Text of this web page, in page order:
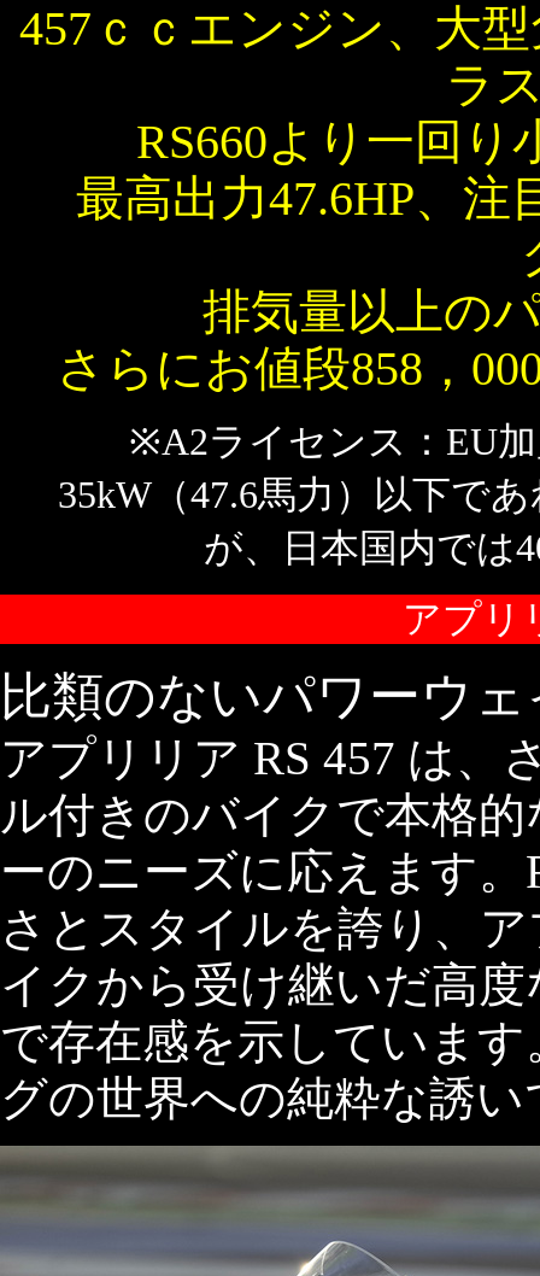
457ｃｃエンジン、大
ラ
RS660より一回
最高出力47.6HP、注
排気量以上の
さらにお値段858，
※A2ライセンス：EU
35kW（47.6馬力）以下で
が、日本国内では
アプリ
比類のないパワーウ
アプリリア RS 457 は、
ル付きのバイクで本格
ーのニーズに応えます
さとスタイルを誇り、
イクから受け継いだ高
で存在感を示していま
グの世界への純粋な誘い